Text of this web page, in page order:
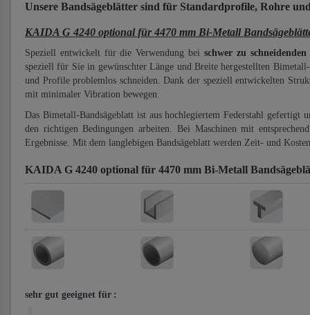
Unsere Bandsägeblätter sind für Standardprofile, Rohre
KAIDA G 4240 optional für 4470 mm Bi-Metall
Speziell entwickelt für die Verwendung bei schwer zu
speziell für Sie in gewünschter Länge und Breite hergestellten
und Profile problemlos schneiden. Dank der speziell entwickelten
mit minimaler Vibration bewegen.
Das Bimetall-Bandsägeblatt ist aus hochlegiertem Federstahl
den richtigen Bedingungen arbeiten. Bei Maschinen mit
Ergebnisse. Mit dem langlebigen Bandsägeblatt werden Zeit- und
KAIDA G 4240 optional für 4470 mm Bi-Metall
sehr gut geeignet für :